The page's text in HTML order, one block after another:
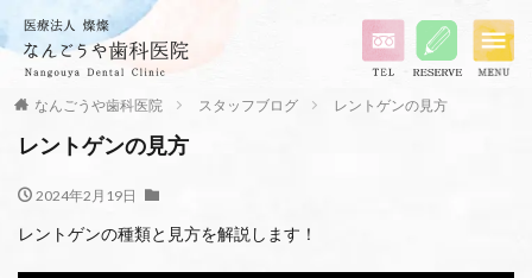
なんごうや歯科医院 スタッフブログ レントゲンの見方
レントゲンの見方
2024年2月19日
レントゲンの種類と見方を解説します！